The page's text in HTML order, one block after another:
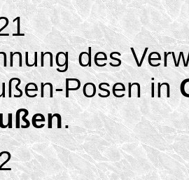
des
Posen in
.